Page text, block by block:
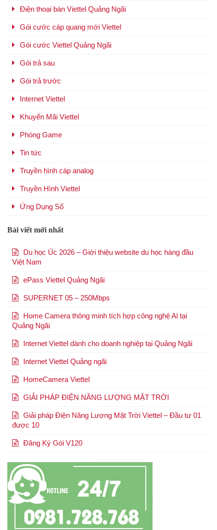
Điện thoại bàn Viettel Quảng Ngãi
Gói cước cáp quang mới Viettel
Gói cước Viettel Quảng Ngãi
Gói trả sau
Gói trả trước
Internet Viettel
Khuyến Mãi Viettel
Phòng Game
Tin tức
Truyền hình cáp analog
Truyền Hình Viettel
Ứng Dụng Số
Bài viết mới nhất
Du học Úc 2026 – Giới thiệu website du học hàng đầu
Việt Nam
ePass Viettel Quảng Ngãi
SUPERNET 05 – 250Mbps
Home Camera thông minh tích hợp công nghệ Al tại
Quảng Ngãi
Internet Viettel dành cho doanh nghiệp tại Quảng Ngãi
Internet Viettel Quảng ngãi
HomeCamera Viettel
GIẢI PHÁP ĐIỆN NĂNG LƯỢNG MẶT TRỜI
Giải pháp Điện Năng Lượng Mặt Trời Viettel – Đầu tư 01
được 10
Đăng Ký Gói V120